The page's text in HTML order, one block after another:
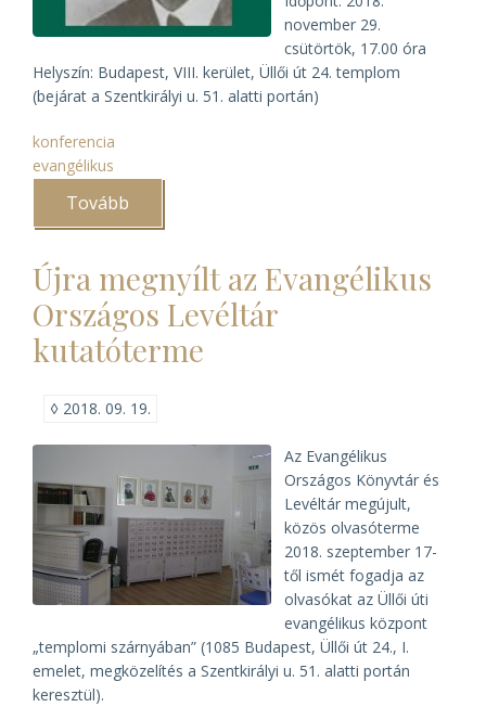
november 29.
csütörtök, 17.00 óra
Helyszín: Budapest, VIII. kerület, Üllői út 24. templom
(bejárat a Szentkirályi u. 51. alatti portán)
konferencia
evangélikus
Tovább
emlékülés)
Újra megnyílt az Evangélikus
Országos Levéltár
kutatóterme
◊ 2018. 09. 19.
Az Evangélikus
Országos Könyvtár és
Levéltár megújult,
közös olvasóterme
2018. szeptember 17-
től ismét fogadja az
olvasókat az Üllői úti
evangélikus központ
„templomi szárnyában” (1085 Budapest, Üllői út 24., I.
emelet, megközelítés a Szentkirályi u. 51. alatti portán
keresztül).